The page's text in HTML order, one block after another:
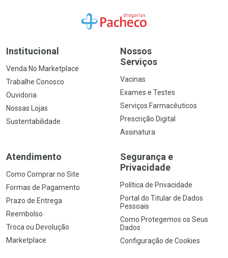
Ir para a Home
Institucional
Venda No Marketplace
Trabalhe Conosco
Ouvidoria
Nossas Lojas
Sustentabilidade
Nossos
Serviços
Vacinas
Exames e Testes
Serviços Farmacêuticos
Prescrição Digital
Assinatura
Atendimento
Como Comprar no Site
Formas de Pagamento
Prazo de Entrega
Reembolso
Troca ou Devolução
Marketplace
Segurança e
Privacidade
Política de Privacidade
Portal do Titular de Dados
Pessoais
Como Protegemos os Seus
Dados
Configuração de Cookies